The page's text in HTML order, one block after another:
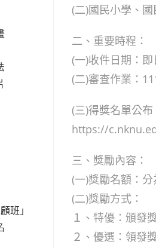
(二)國民小學、
二、重要時程：
(一)收件日期：
(二)審查作業：
(三)得獎名單公
https://
三、獎勵內容：
(一)獎勵名額：
(二)獎勵方式：
１、特優：頒發
２、優選：領發
班」